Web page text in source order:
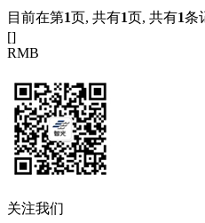
目前在第1页, 共有1页, 共有1条
[]
RMB
关注我们